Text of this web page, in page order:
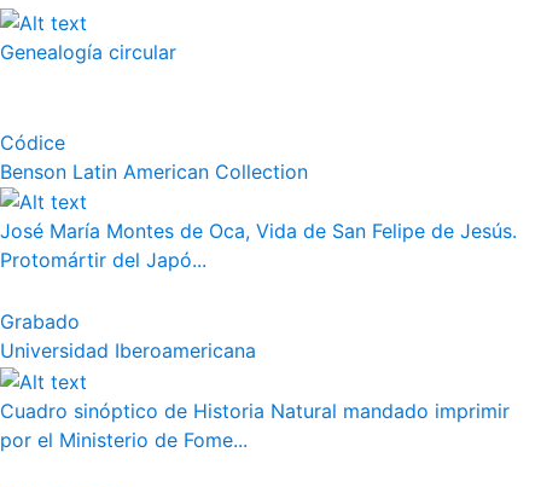
Genealogía circular
Códice
Benson Latin American Collection
José María Montes de Oca, Vida de San Felipe de Jesús.
Protomártir del Japó...
Grabado
Universidad Iberoamericana
Cuadro sinóptico de Historia Natural mandado imprimir
por el Ministerio de Fome...